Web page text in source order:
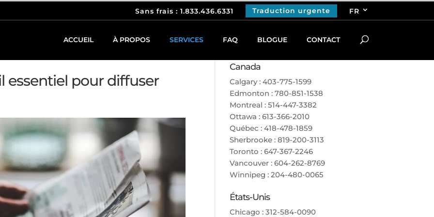
Sans frais : 1.833.436.6331 Traduction urgente FR
ACCUEIL À PROPOS SERVICES FAQ BLOGUE CONTACT
essentiel pour diffuser
APPELEZ-NOUS
Canada
Calgary : 403-775-1599
Edmonton : 780-851-1538
Montreal : 514-447-3382
Ottawa : 613-366-2010
Québec : 418-478-1859
Sherbrooke : 819-200-3113
Toronto : 647-367-2246
Vancouver : 604-262-8769
Winnipeg : 204-480-0065
États-Unis
Chicago : 312-584-0090